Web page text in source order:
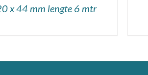
x 44 mm lengte 6 mtr